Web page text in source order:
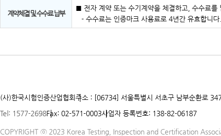
계약체결 및 수수료 납부
■ 전자 계약 또는 수기계약을 체결하고, 수수료를
- 수수료는 인증마크 사용료로 4년간 유효합니다.
(사)한국시험인증산업협회주소 : [06734] 서울특별시 서초구 남부순환로
Tel: 1577-2698Fax: 02-571-0003사업자 등록번호: 138-82-06187
COPYRIGHT ⓒ 2023 Korea Testing, Inspection and Certification